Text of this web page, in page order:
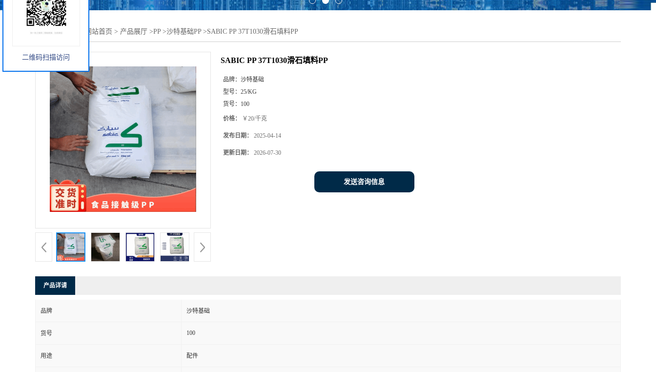
您当前的位置： 网站首页 > 产品展厅 >PP >沙特基础PP >SABIC PP 37T1030滑石填料PP
SABIC PP 37T1030滑石填料PP
品牌： 沙特基础
型号： 25/KG
货号： 100
价格： ￥20/千克
发布日期： 2025-04-14
更新日期： 2026-07-30
发送咨询信息
产品详请
品牌 沙特基础
货号 100
用途 配件
二维码扫描访问